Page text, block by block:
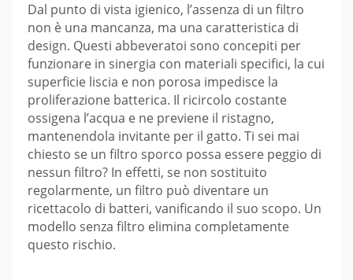
Dal punto di vista igienico, l’assenza di un filtro
non è una mancanza, ma una caratteristica di
design. Questi abbeveratoi sono concepiti per
funzionare in sinergia con materiali specifici, la cui
superficie liscia e non porosa impedisce la
proliferazione batterica. Il ricircolo costante
ossigena l’acqua e ne previene il ristagno,
mantenendola invitante per il gatto. Ti sei mai
chiesto se un filtro sporco possa essere peggio di
nessun filtro? In effetti, se non sostituito
regolarmente, un filtro può diventare un
ricettacolo di batteri, vanificando il suo scopo. Un
modello senza filtro elimina completamente
questo rischio.